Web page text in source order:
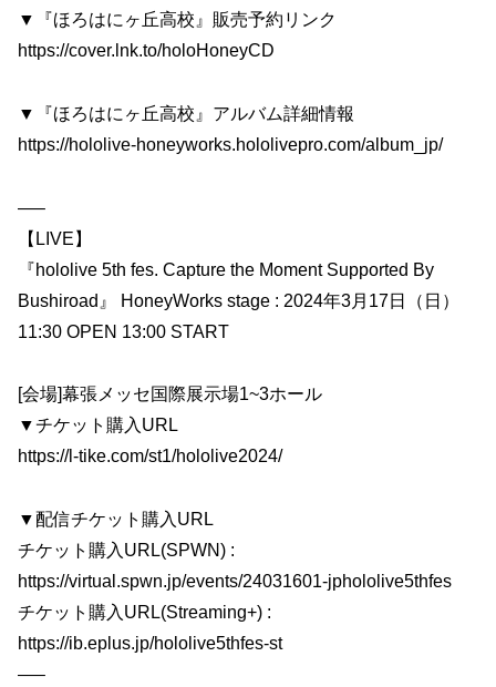
▼『ほろはにヶ丘高校』販売予約リンク
https://cover.lnk.to/holoHoneyCD
▼『ほろはにヶ丘高校』アルバム詳細情報
https://hololive-honeyworks.hololivepro.com/album_jp/
—–
【LIVE】
『hololive 5th fes. Capture the Moment Supported By
Bushiroad』 HoneyWorks stage : 2024年3月17日（日）
11:30 OPEN 13:00 START
[会場]幕張メッセ国際展示場1~3ホール
▼チケット購入URL
https://l-tike.com/st1/hololive2024/
▼配信チケット購入URL
チケット購入URL(SPWN) :
https://virtual.spwn.jp/events/24031601-jphololive5thfes
チケット購入URL(Streaming+) :
https://ib.eplus.jp/hololive5thfes-st
—–